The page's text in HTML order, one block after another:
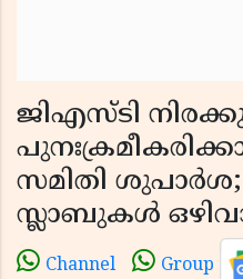
ജിഎസ്‌ടി
സമിതി ശുപാർശ;
സ്ലാബുകൾ
Channel Group